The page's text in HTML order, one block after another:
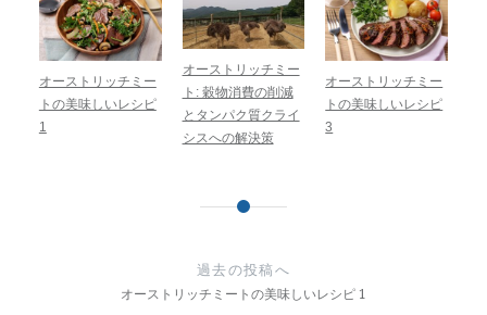
オーストリッチミー
トの美味しいレシピ
1
オーストリッチミー
ト: 穀物消費の削減
とタンパク質クライ
シスへの解決策
オーストリッチミー
トの美味しいレシピ
3
過去の投稿へ
オーストリッチミートの美味しいレシピ 1